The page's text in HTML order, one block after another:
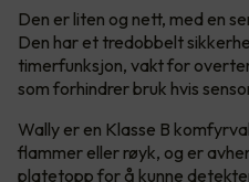
Den er liten og nett, med en
Den har et tredobbelt
timerfunksjon, vakt for
som forhindrer bruk hvis
Wally er en Klasse B
flammer eller røyk, og er
platetopp for å kunne